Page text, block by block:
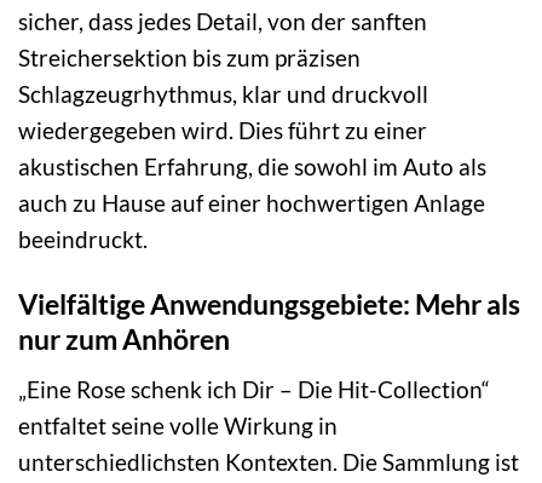
sicher, dass jedes Detail, von der sanften
Streichersektion bis zum präzisen
Schlagzeugrhythmus, klar und druckvoll
wiedergegeben wird. Dies führt zu einer
akustischen Erfahrung, die sowohl im Auto als
auch zu Hause auf einer hochwertigen Anlage
beeindruckt.
Vielfältige Anwendungsgebiete: Mehr als
nur zum Anhören
„Eine Rose schenk ich Dir – Die Hit-Collection“
entfaltet seine volle Wirkung in
unterschiedlichsten Kontexten. Die Sammlung ist